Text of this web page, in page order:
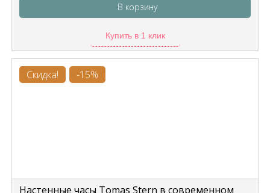
В корзину
Купить в 1 клик
Скидка! -15%
Настенные часы Tomas Stern в современном